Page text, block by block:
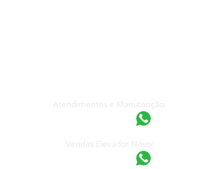
(19) 97418-4862
(19) 97421-9751